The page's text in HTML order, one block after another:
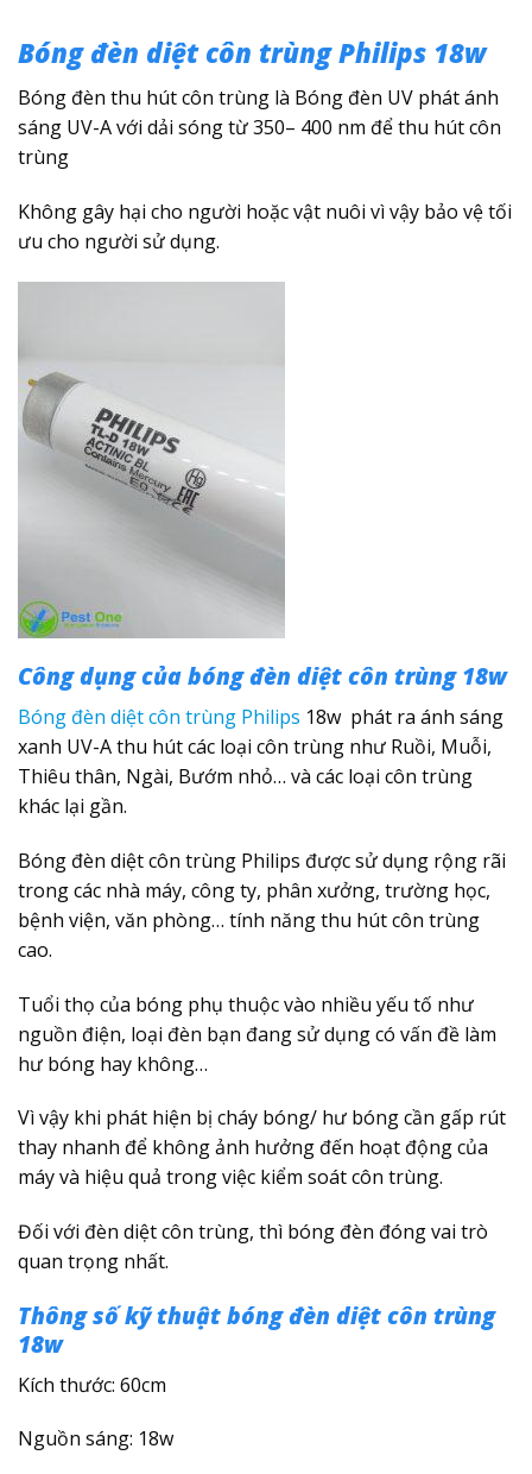
Bóng đèn diệt côn trùng Philips 18w
Bóng đèn thu hút côn trùng là Bóng đèn UV phát ánh
sáng UV-A với dải sóng từ 350– 400 nm để thu hút côn
trùng
Không gây hại cho người hoặc vật nuôi vì vậy bảo vệ tối
ưu cho người sử dụng.
Công dụng của bóng đèn diệt côn trùng 18w
Bóng đèn diệt côn trùng Philips 18w phát ra ánh sáng
xanh UV-A thu hút các loại côn trùng như Ruồi, Muỗi,
Thiêu thân, Ngài, Bướm nhỏ… và các loại côn trùng
khác lại gần.
Bóng đèn diệt côn trùng Philips được sử dụng rộng rãi
trong các nhà máy, công ty, phân xưởng, trường học,
bệnh viện, văn phòng… tính năng thu hút côn trùng
cao.
Tuổi thọ của bóng phụ thuộc vào nhiều yếu tố như
nguồn điện, loại đèn bạn đang sử dụng có vấn đề làm
hư bóng hay không…
Vì vậy khi phát hiện bị cháy bóng/ hư bóng cần gấp rút
thay nhanh để không ảnh hưởng đến hoạt động của
máy và hiệu quả trong việc kiểm soát côn trùng.
Đối với đèn diệt côn trùng, thì bóng đèn đóng vai trò
quan trọng nhất.
Thông số kỹ thuậtbóng đèn diệt côn trùng
18w
Kích thước: 60cm
Nguồn sáng: 18w